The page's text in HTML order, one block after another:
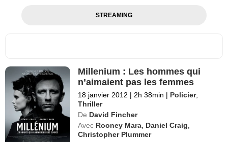
STREAMING
Millenium : Les hommes qui
n’aimaient pas les femmes
18 janvier 2012 | 2h 38min | Policier,
Thriller
De David Fincher
Avec Rooney Mara Daniel Craig
Christopher Plummer